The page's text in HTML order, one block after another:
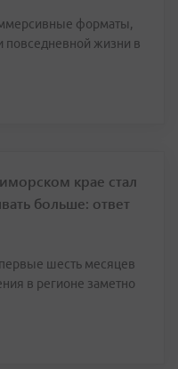
форматы,
повседневной жизни в
крае стал
больше: ответ
шесть месяцев
в регионе заметно